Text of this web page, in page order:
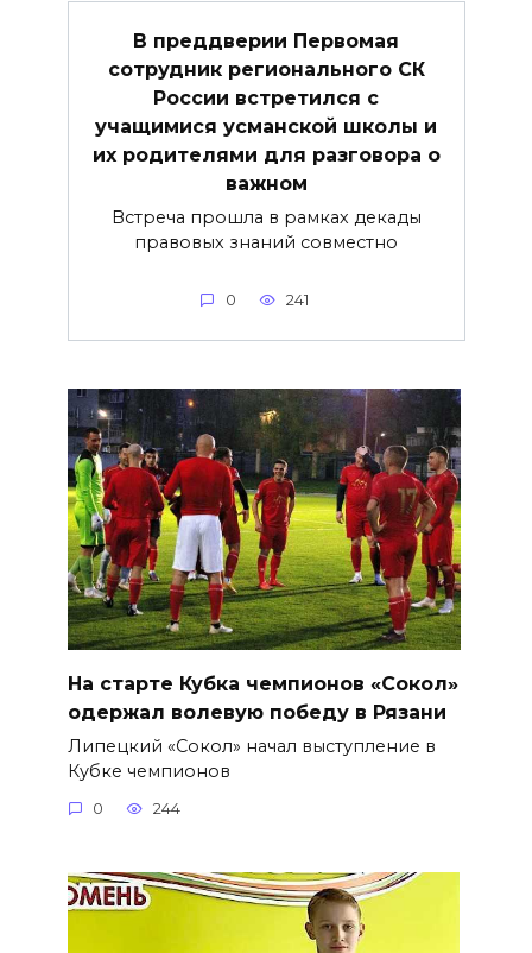
В преддверии Первомая
сотрудник регионального СК
России встретился с
учащимися усманской школы и
их родителями для разговора о
важнoм
Встреча прошла в рамках декады
правовых знаний совместно
0 241
На старте Кубка чемпионов «Сокол»
одержал волевую победу в Рязани
Липецкий «Сокол» начал выступление в
Кубке чемпионов
0 244